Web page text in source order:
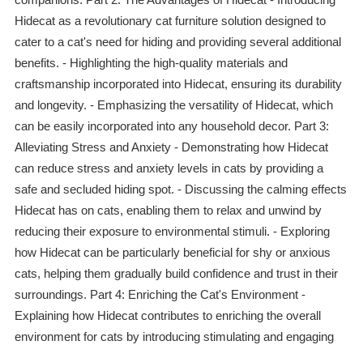
Hidecat as a revolutionary cat furniture solution designed to
cater to a cat's need for hiding and providing several additional
benefits. - Highlighting the high-quality materials and
craftsmanship incorporated into Hidecat, ensuring its durability
and longevity. - Emphasizing the versatility of Hidecat, which
can be easily incorporated into any household decor. Part 3:
Alleviating Stress and Anxiety - Demonstrating how Hidecat
can reduce stress and anxiety levels in cats by providing a
safe and secluded hiding spot. - Discussing the calming effects
Hidecat has on cats, enabling them to relax and unwind by
reducing their exposure to environmental stimuli. - Exploring
how Hidecat can be particularly beneficial for shy or anxious
cats, helping them gradually build confidence and trust in their
surroundings. Part 4: Enriching the Cat's Environment -
Explaining how Hidecat contributes to enriching the overall
environment for cats by introducing stimulating and engaging